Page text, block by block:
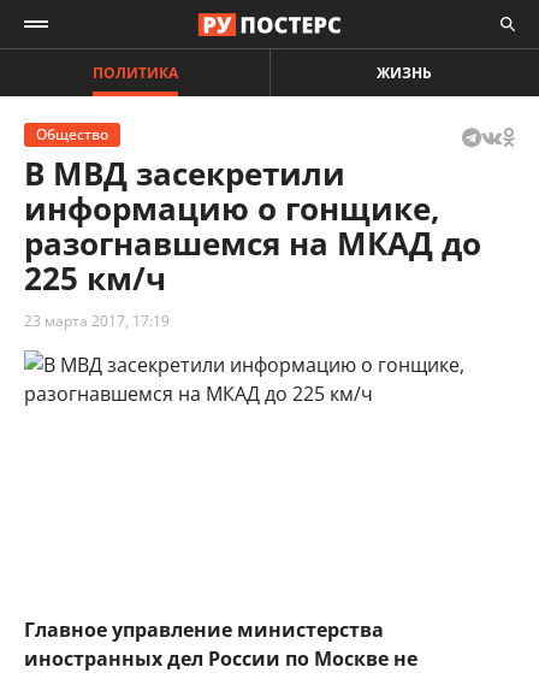
ПОЛИТИКА ЖИЗНЬ
Общество
В МВД засекретили
информацию о гонщике,
разогнавшемся на МКАД до
225 км/ч
23 марта 2017, 17:19
Главное управление министерства
иностранных дел России по Москве не